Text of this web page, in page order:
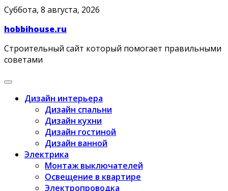
Skip
content
Суббота, 8 августа, 2026
hobbihouse.ru
Строительный сайт который помогает правильными
советами
Дизайн интерьера
Дизайн спальни
Дизайн кухни
Дизайн гостиной
Дизайн ванной
Электрика
Монтаж выключателей
Освещение в квартире
Электропроводка